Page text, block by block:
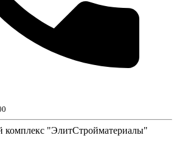
комплекс "ЭлитСтройматериалы"